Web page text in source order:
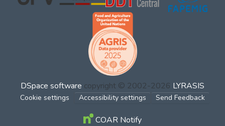
DSpace software copyright © 2002-2026 LYRASIS
Cookie settings Accessibility settings Send Feedback
COAR Notify